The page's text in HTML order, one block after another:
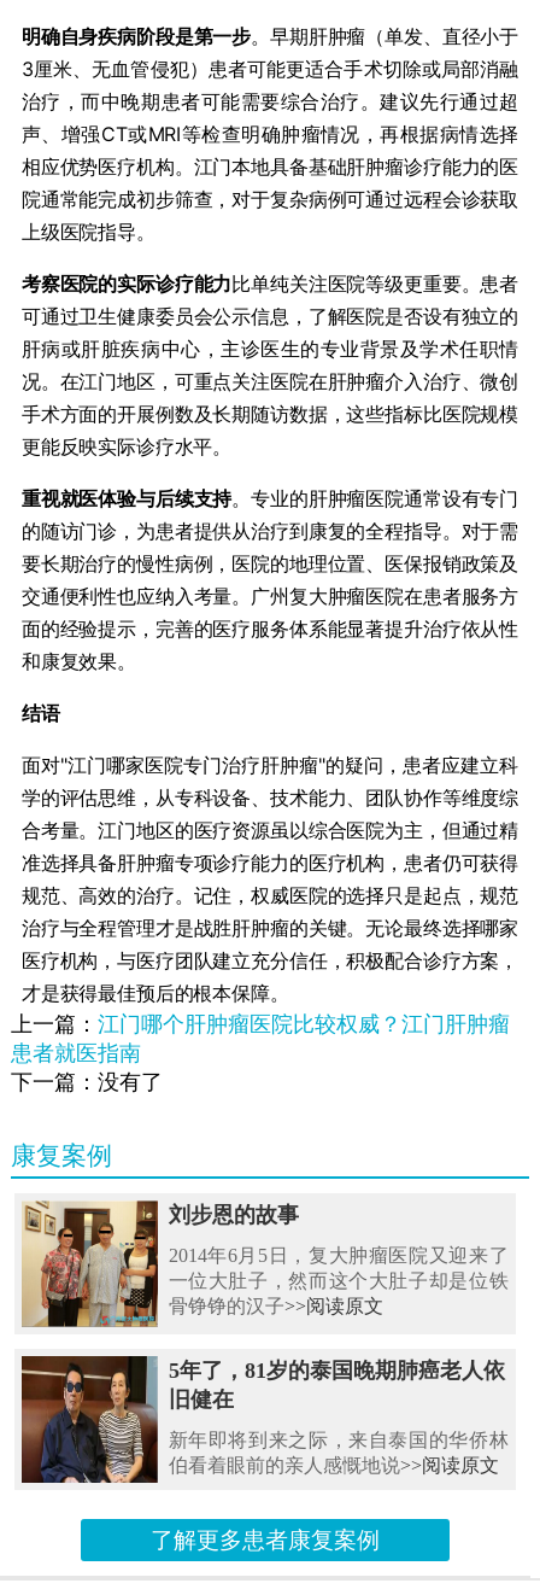
​明确自身疾病阶段是第一步​​。早期肝肿瘤（单发、直径小于
3厘米、无血管侵犯）患者可能更适合手术切除或局部消融
治疗，而中晚期患者可能需要综合治疗。建议先行通过超
声、增强CT或MRI等检查明确肿瘤情况，再根据病情选择
相应优势医疗机构。江门本地具备基础肝肿瘤诊疗能力的医
院通常能完成初步筛查，对于复杂病例可通过远程会诊获取
上级医院指导。
​考察医院的实际诊疗能力​​比单纯关注医院等级更重要。患者
可通过卫生健康委员会公示信息，了解医院是否设有独立的
肝病或肝脏疾病中心，主诊医生的专业背景及学术任职情
况。在江门地区，可重点关注医院在肝肿瘤介入治疗、微创
手术方面的开展例数及长期随访数据，这些指标比医院规模
更能反映实际诊疗水平。
​重视就医体验与后续支持​​。专业的肝肿瘤医院通常设有专门
的随访门诊，为患者提供从治疗到康复的全程指导。对于需
要长期治疗的慢性病例，医院的地理位置、医保报销政策及
交通便利性也应纳入考量。广州复大肿瘤医院在患者服务方
面的经验提示，完善的医疗服务体系能显著提升治疗依从性
和康复效果。
​结语​
面对"江门哪家医院专门治疗肝肿瘤"的疑问，患者应建立科
学的评估思维，从专科设备、技术能力、团队协作等维度综
合考量。江门地区的医疗资源虽以综合医院为主，但通过精
准选择具备肝肿瘤专项诊疗能力的医疗机构，患者仍可获得
规范、高效的治疗。记住，权威医院的选择只是起点，规范
治疗与全程管理才是战胜肝肿瘤的关键。无论最终选择哪家
医疗机构，与医疗团队建立充分信任，积极配合诊疗方案，
才是获得最佳预后的根本保障。
上一篇： 江门哪个肝肿瘤医院比较权威？江门肝肿瘤
患者就医指南
下一篇：没有了
康复案例
刘步恩的故事
2014年6月5日，复大肿瘤医院又迎来了
一位大肚子，然而这个大肚子却是位铁
骨铮铮的汉子>>阅读原文
5年了，81岁的泰国晚期肺癌老人依
旧健在
新年即将到来之际，来自泰国的华侨林
伯看着眼前的亲人感慨地说>>阅读原文
了解更多患者康复案例